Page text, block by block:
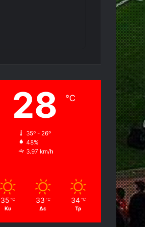
28 ℃
35º - 26º
48%
3.97 km/h
35 ℃
Κυ
33 ℃
Δε
34 ℃
Τρ